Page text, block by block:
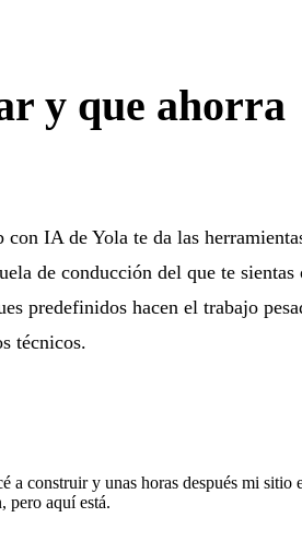
y que ahorra
con IA de Yola te da las
de conducción del que te sientas
predefinidos hacen el trabajo
técnicos.
a construir y unas horas después mi sitio
pero aquí está.